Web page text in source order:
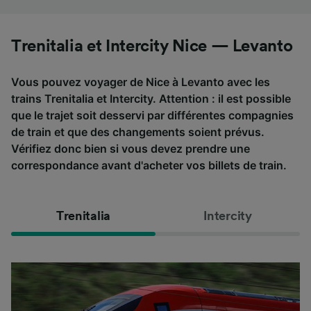
Trenitalia et Intercity Nice — Levanto
Vous pouvez voyager de Nice à Levanto avec les
trains Trenitalia et Intercity. Attention : il est possible
que le trajet soit desservi par différentes compagnies
de train et que des changements soient prévus.
Vérifiez donc bien si vous devez prendre une
correspondance avant d'acheter vos billets de train.
Trenitalia Intercity